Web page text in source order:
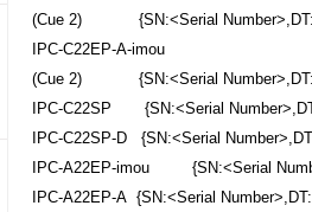
(Cue 2) {SN:<Serial
IPC-C22EP-A-imou
(Cue 2) {SN:<Serial
IPC-C22SP {SN:<Serial
IPC-C22SP-D {SN:<Serial
IPC-A22EP-imou {SN:<Serial
IPC-A22EP-A {SN:<Serial